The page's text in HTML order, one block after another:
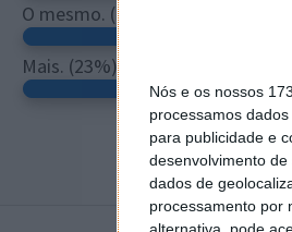
Nós e os nossos
processamos
para publicidade e
desenvolvimento de
dados de
processamento por
O mesmo. (25%)
Mais. (23%)